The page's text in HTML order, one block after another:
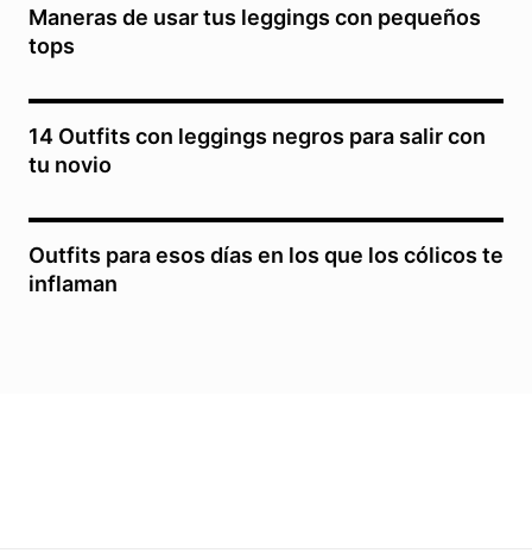
Maneras de usar tus leggings con pequeños
tops
14 Outfits con leggings negros para salir con
tu novio
Outfits para esos días en los que los cólicos te
inflaman